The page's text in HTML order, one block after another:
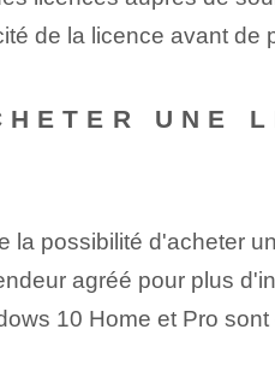
de la licence avant de
UNE
la possibilité d'acheter
agréé pour plus
10 Home et Pro